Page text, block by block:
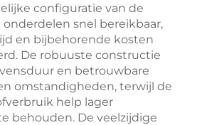
configuratie van de
snel bereikbaar,
en bijbehorende kosten
De robuuste constructie
en betrouwbare
omstandigheden, terwijl de
help lager
behouden. De veelzijdige